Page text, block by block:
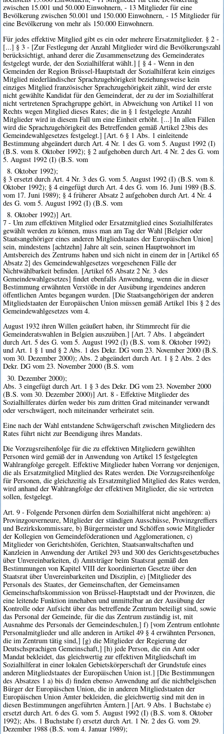
zwischen 15.001 und 50.000 Einwohnern, - 13 Mitglieder für eine
Bevölkerung zwischen 50.001 und 150.000 Einwohnern, - 15 Mitglieder für
eine Bevölkerung von mehr als 150.000 Einwohnern.
Für jedes effektive Mitglied gibt es ein oder mehrere Ersatzmitglieder. § 2 -
[...] § 3 - [Zur Festlegung der Anzahl Mitglieder wird die Bevölkerungszahl
berücksichtigt, anhand derer die Zusammensetzung des Gemeinderates
festgelegt wurde, der den Sozialhilferat wählt.] [ § 4 - Wenn in den
Gemeinden der Region Brüssel-Hauptstadt der Sozialhilferat kein einziges
Mitglied niederländischer Sprachzugehörigkeit beziehungsweise kein
einziges Mitglied französischer Sprachzugehörigkeit zählt, wird der erste
nicht gewählte Kandidat für den Gemeinderat, der zu der im Sozialhilferat
nicht vertretenen Sprachgruppe gehört, in Abweichung von Artikel 11 von
Rechts wegen Mitglied dieses Rates; die in § 1 festgelegte Anzahl
Mitglieder wird in diesem Fall um eine Einheit erhöht. [...] In allen Fällen
wird die Sprachzugehörigkeit des Betreffenden gemäß Artikel 23bis des
Gemeindewahlgesetzes festgelegt.] [Art. 6 § 1 Abs. 1 einleitende
Bestimmung abgeändert durch Art. 4 Nr. 1 des G. vom 5. August 1992 (I)
(B.S. vom 8. Oktober 1992); § 2 aufgehoben durch Art. 4 Nr. 2 des G. vom
5. August 1992 (I) (B.S. vom
8. Oktober 1992);
§ 3 ersetzt durch Art. 4 Nr. 3 des G. vom 5. August 1992 (I) (B.S. vom 8.
Oktober 1992); § 4 eingefügt durch Art. 4 des G. vom 16. Juni 1989 (B.S.
vom 17. Juni 1989); § 4 früherer Absatz 2 aufgehoben durch Art. 4 Nr. 4
des G. vom 5. August 1992 (I) (B.S. vom
8. Oktober 1992)] Art.
7 - Um zum effektiven Mitglied oder Ersatzmitglied eines Sozialhilferates
gewählt werden zu können, muss man am Tag der Wahl [Belgier oder
Staatsangehöriger eines anderen Mitgliedstaates der Europäischen Union]
sein, mindestens [achtzehn] Jahre alt sein, seinen Hauptwohnort im
Amtsbereich des Zentrums haben und sich nicht in einem der in [Artikel 65
Absatz 2] des Gemeindewahlgesetzes vorgesehenen Fälle der
Nichtwählbarkeit befinden. [Artikel 65 Absatz 2 Nr. 3 des
Gemeindewahlgesetzes] findet ebenfalls Anwendung, wenn die in dieser
Bestimmung erwähnten Verstöße in der Ausübung irgendeines anderen
öffentlichen Amtes begangen wurden. [Die Staatsangehörigen der anderen
Mitgliedstaaten der Europäischen Union müssen gemäß Artikel 1bis § 2 des
Gemeindewahlgesetzes vom 4.
August 1932 ihren Willen geäußert haben, ihr Stimmrecht für die
Gemeinderatswahlen in Belgien auszuüben.] [Art. 7 Abs. 1 abgeändert
durch Art. 5 des G. vom 5. August 1992 (I) (B.S. vom 8. Oktober 1992)
und Art. 1 § 1 und § 2 Abs. 1 des Dekr. DG vom 23. November 2000 (B.S.
vom 30. Dezember 2000); Abs. 2 abgeändert durch Art. 1 § 2 Abs. 2 des
Dekr. DG vom 23. November 2000 (B.S. vom
30. Dezember 2000);
Abs. 3 eingefügt durch Art. 1 § 3 des Dekr. DG vom 23. November 2000
(B.S. vom 30. Dezember 2000)] Art. 8 - Effektive Mitglieder des
Sozialhilferates dürfen weder bis zum dritten Grad miteinander verwandt
oder verschwägert, noch miteinander verheiratet sein.
Eine nach der Wahl entstandene Schwägerschaft zwischen Mitgliedern des
Rates führt nicht zur Beendigung ihres Mandats.
Die Vorzugsreihenfolge für die zu effektiven Mitgliedern gewählten
Personen wird gemäß der in Anwendung von Artikel 15 festgelegten
Wahlrangfolge geregelt. Effektive Mitglieder haben Vorrang vor denjenigen,
die als Ersatzmitglied Mitglied des Rates werden. Die Vorzugsreihenfolge
für Personen, die gleichzeitig als Ersatzmitglied Mitglied des Rates werden,
wird anhand der Wahlrangfolge der effektiven Mitglieder, die sie vertreten
sollen, festgelegt.
Art. 9 - Folgende Personen dürfen dem Sozialhilferat nicht angehören: a)
Provinzgouverneure, Mitglieder der ständigen Ausschüsse, Provinzgreffiers
und Bezirkskommissare, b) Bürgermeister und Schöffen sowie Mitglieder
der Kollegien von Gemeindeföderationen und Agglomerationen, c)
Mitglieder von Gerichtshöfen, Gerichten, Staatsanwaltschaften und
Kanzleien in Anwendung der Artikel 293 und 300 des Gerichtsgesetzbuches
über Unvereinbarkeiten, d) Amtsträger beim Staatsrat gemäß den
Bestimmungen von Kapitel VIII der koordinierten Gesetze über den
Staatsrat über Unvereinbarkeiten und Disziplin, e) [Mitglieder des
Personals des Staates, der Gemeinschaften, der Gemeinsamen
Gemeinschaftskommission von Brüssel-Hauptstadt und der Provinzen, die
eine leitende Funktion innehaben und unmittelbar an der Ausübung der
Kontrolle oder Aufsicht über das betreffende Zentrum beteiligt sind, sowie
das Personal der Gemeinde, für die das Zentrum zuständig ist, mit
Ausnahme des Personals der Gemeindeschulen,] f) [vom Zentrum entlohnte
Personalmitglieder und alle anderen in Artikel 49 § 4 erwähnten Personen,
die im Zentrum tätig sind,] [g) die Mitglieder der Regierung der
Deutschsprachigen Gemeinschaft,] [h) jede Person, die ein Amt oder
Mandat bekleidet, das gleichwertig zur effektiven Mitgliedschaft im
Sozialhilferat in einer lokalen Gebietskörperschaft der Grundstufe eines
anderen Mitgliedstaates der Europäischen Union ist.] [Die Bestimmungen
des Absatzes 1 a) bis d) finden ebenso Anwendung auf die nichtbelgischen
Bürger der Europäischen Union, die in anderen Mitgliedstaaten der
Europäischen Union Ämter bekleiden, die gleichwertig sind mit den in
diesen Bestimmungen angeführten Ämtern.] [Art. 9 Abs. 1 Buchstabe e)
ersetzt durch Art. 6 des G. vom 5. August 1992 (I) (B.S. vom 8. Oktober
1992); Abs. 1 Buchstabe f) ersetzt durch Art. 1 Nr. 2 des G. vom 29.
Dezember 1988 (B.S. vom 4. Januar 1989);